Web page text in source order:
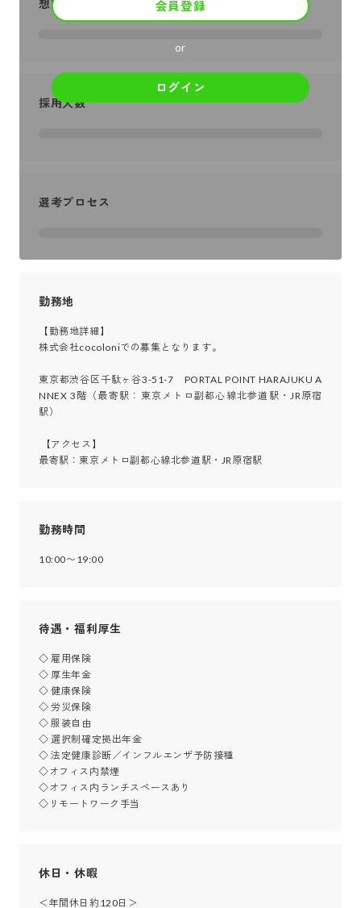
会員登録
or
ログイン
想定年収
採用人数
選考プロセス
勤務地
【勤務地詳細】
株式会社cocoloniでの募集となります。
東京都渋谷区千駄ヶ谷3-51-7　PORTAL POINT HARAJUKU A
NNEX 3階（最寄駅：東京メトロ副都心線北参道駅・JR原宿
駅）
最寄駅：東京メトロ副都心線北参道駅・JR原宿駅
勤務時間
10:00〜19:00
待遇・福利厚生
◇ 雇用保険
◇ 厚生年金
◇ 健康保険
◇ 労災保険
◇ 服装自由
◇ 選択制確定拠出年金
◇ 法定健康診断／インフルエンザ予防接種
◇オフィス内禁煙
◇オフィス内ランチスペースあり
◇リモートワーク手当
休日・休暇
＜年間休日約120日＞